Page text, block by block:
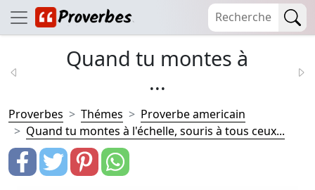
Quand tu montes à
...
Proverbes Thémes
Proverbe americain
Quand tu montes à l'échelle, souris à tous ceux...